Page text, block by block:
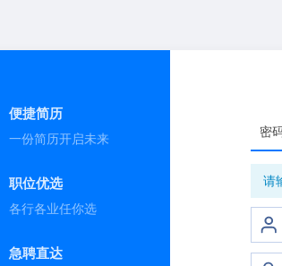
便捷简历
一份简历开启未来
职位优选
各行各业任你选
急聘直达